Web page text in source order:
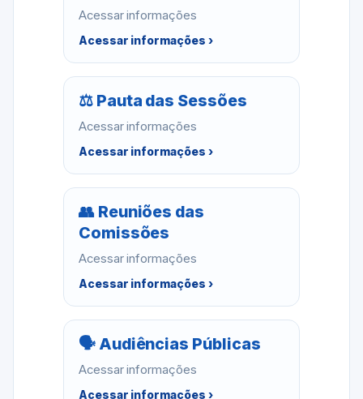
Acessar informações
Acessar informações ›
⚖ Pauta das Sessões
Acessar informações
Acessar informações ›
👥 Reuniões das
Comissões
Acessar informações
Acessar informações ›
🗣 Audiências Públicas
Acessar informações
Acessar informações ›